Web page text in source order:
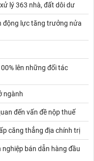
Quốc để kết thúc
cho Mỹ một đòn bẩy để
đề Hong Kong.
Tổng thống Trump với
mại, Quốc hội Mỹ lại có
lý 363 nhà, đất dôi dư
động lực tăng trưởng nửa
lên những đối tác
ngành
đến vấn đề nộp thuế
căng thẳng địa chính trị
nghiệp bán dẫn hàng đầu